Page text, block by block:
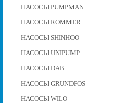
НАСОСЫ PUMPMAN
НАСОСЫ ROMMER
НАСОСЫ SHINHOO
НАСОСЫ UNIPUMP
НАСОСЫ DAB
НАСОСЫ GRUNDFOS
НАСОСЫ WILO